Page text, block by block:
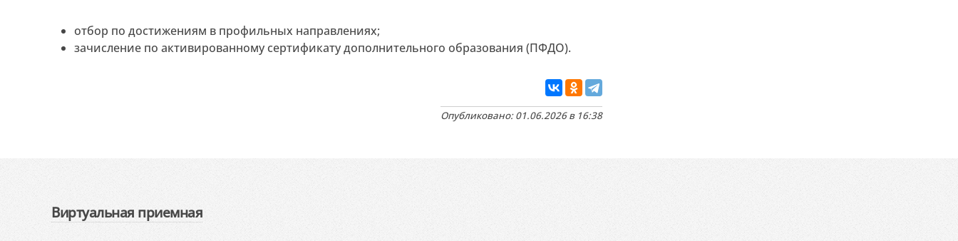
отбор по достижениям в профильных направлениях;
зачисление по активированному сертификату дополнительного образования (ПФДО).
Опубликовано: 01.06.2026 в 16:38
Виртуальная приемная